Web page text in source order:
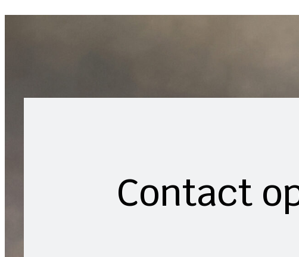
Contact